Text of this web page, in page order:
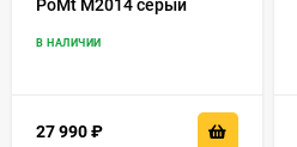
PoMt M2014 серый
В НАЛИЧИИ
27 990